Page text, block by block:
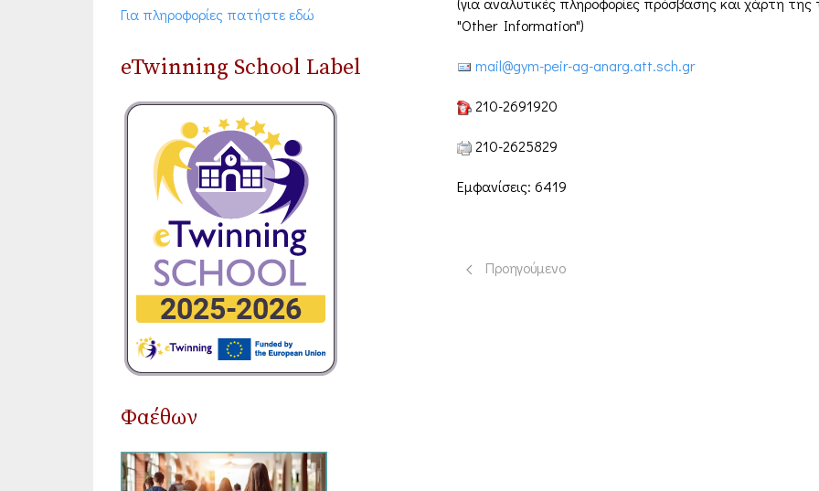
Για πληροφορίες πατήστε εδώ
eTwinning School Label
Φαέθων
"Other Information")
mail@gym-peir-ag-anarg.att.sch.gr
210-2691920
210-2625829
Εμφανίσεις: 6419
Προηγούμενο άρθρο: Μία μορφή ελευθερίας...
Προηγούμενο